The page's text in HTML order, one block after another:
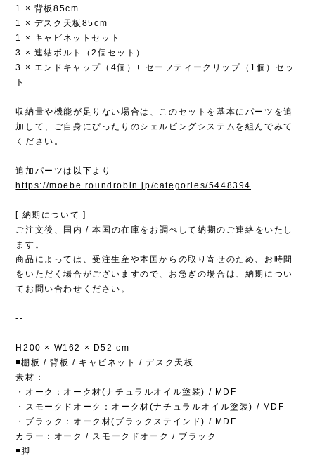
1 × 背板85cm
1 × デスク天板85cm
1 × キャビネットセット
3 × 連結ボルト（2個セット）
3 × エンドキャップ（4個）+ セーフティークリップ（1個）セッ
ト
収納量や機能が足りない場合は、このセットを基本にパーツを追
加して、ご自身にぴったりのシェルビングシステムを組んでみて
ください。
追加パーツは以下より
https://moebe.roundrobin.jp/categories/5448394
[ 納期について ]
ご注文後、国内 / 本国の在庫をお調べして納期のご連絡をいたし
ます。
商品によっては、受注生産や本国からの取り寄せのため、お時間
をいただく場合がございますので、お急ぎの場合は、納期につい
てお問い合わせください。
--
H200 × W162 × D52 cm
◾️棚板 / 背板 / キャビネット / デスク天板
素材：
・オーク：オーク材(ナチュラルオイル塗装) / MDF
・スモークドオーク：オーク材(ナチュラルオイル塗装) / MDF
・ブラック：オーク材(ブラックステインド) / MDF
カラー：オーク / スモークドオーク / ブラック
◾️脚